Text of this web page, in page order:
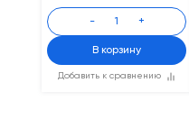
Добавить к сравнению
- +
В корзину